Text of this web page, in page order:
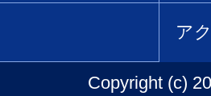
ア
Copyright (c)